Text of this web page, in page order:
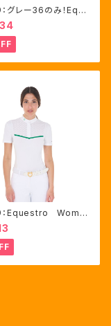
グレー36のみ！Eque
Aria キュロ
グリップ（ET0675
：Equestro Wome
風競技用シャツ
み（ETW00221）